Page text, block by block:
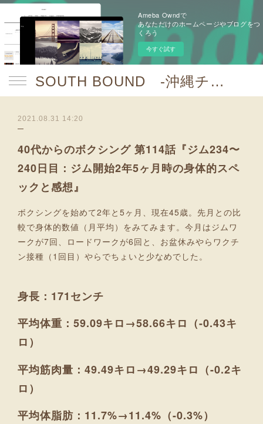
Ameba Owndで
あなただけのホームページやブログをつ
くろう
今すぐ試す
SOUTH BOUND -沖縄チャンプルお囃子コア-
2021.08.31 14:20
40代からのボクシング 第114話『ジム234〜
240日目：ジム開始2年5ヶ月時の身体的スペ
ックと感想』
ボクシングを始めて2年と5ヶ月、現在45歳。先月との比
較で身体的数値（月平均）をみてみます。今月はジムワ
ークが7回、ロードワークが6回と、お盆休みやらワクチ
ン接種（1回目）やらでちょいと少なめでした。
身長：171センチ
平均体重：59.09キロ→58.66キロ（-0.43キ
ロ）
平均筋肉量：49.49キロ→49.29キロ（-0.2キ
ロ）
平均体脂肪：11.7%→11.4%（-0.3%）